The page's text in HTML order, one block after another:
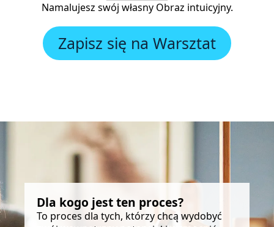
Namalujesz swój własny Obraz intuicyjny.
Zapisz się na Warsztat
Dla kogo jest ten proces?
To proces dla tych, którzy chcą wydobyć